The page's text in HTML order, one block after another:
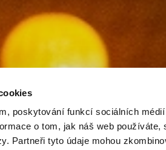
poskytování funkcí sociálních
o tom, jak náš web
Partneři tyto údaje mohou